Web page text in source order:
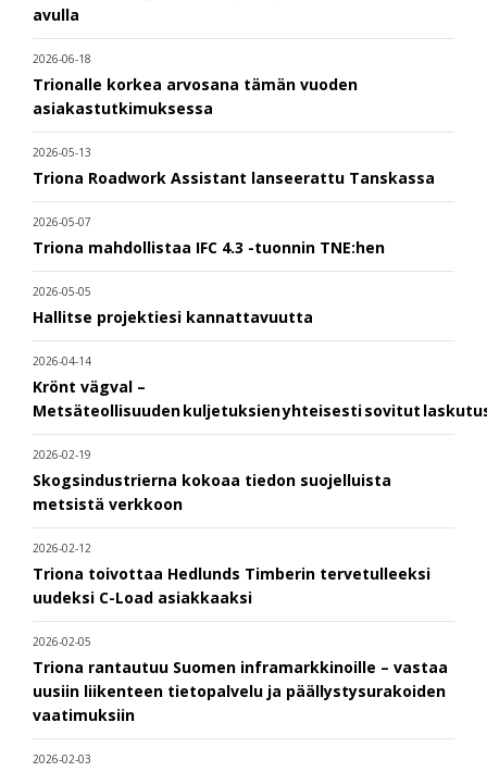
avulla
2026-06-18
Trionalle korkea arvosana tämän vuoden
asiakastutkimuksessa
2026-05-13
Triona Roadwork Assistant lanseerattu Tanskassa
2026-05-07
Triona mahdollistaa IFC 4.3 -tuonnin TNE:hen
2026-05-05
Hallitse projektiesi kannattavuutta
2026-04-14
Krönt vägval –
Metsäteollisuuden kuljetuksien yhteisesti sovitut
2026-02-19
Skogsindustrierna kokoaa tiedon suojelluista
metsistä verkkoon
2026-02-12
Triona toivottaa Hedlunds Timberin tervetulleeksi
uudeksi C-Load asiakkaaksi
2026-02-05
Triona rantautuu Suomen inframarkkinoille – vastaa
uusiin liikenteen tietopalvelu ja päällystysurakoiden
vaatimuksiin
2026-02-03